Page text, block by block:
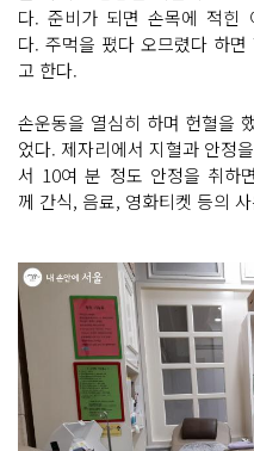
다. 준비가 되면 손목에 적힌
다. 주먹을 폈다 오므렸다 하
고 한다.
손운동을 열심히 하며 헌혈을
었다. 제자리에서 지혈과 안정
서 10여 분 정도 안정을 취하
께 간식, 음료, 영화티켓 등의